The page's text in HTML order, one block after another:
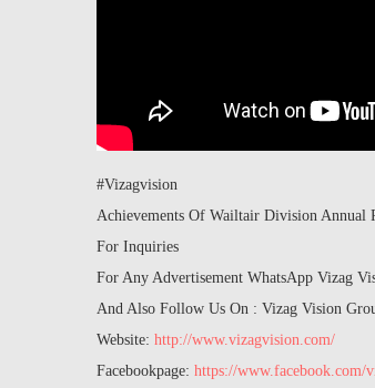
#Vizagvision
Achievements Of Wailtair Division Annual
For Inquiries
For Any Advertisement WhatsApp Vizag
And Also Follow Us On : Vizag Vision
Website: http://www.vizagvision.com/
Facebookpage: https://www.facebook.com/